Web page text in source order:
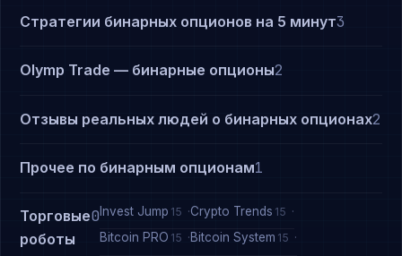
Стратегии бинарных опционов на 5 минут3
Olymp Trade — бинарные опционы2
Отзывы реальных людей о бинарных опционах2
Прочее по бинарным опционам1
Торговые
роботы
0 Invest Jump 15 Crypto Trends 15
Bitcoin PRO 15 Bitcoin System 15